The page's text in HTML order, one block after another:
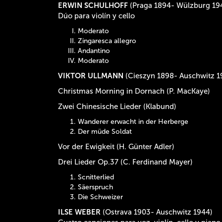
ERWIN SCHULHOFF (Praga 1894- Wülzburg
Dúo para violín y cello
Moderato
Zingaresca allegro
Andantino
Moderato
VIKTOR ULLMANN (Cieszyn 1898- Auschwitz
Christmas Morning in Dornach (P. MacKaye)
Zwei Chinesische Lieder (Klabund)
Wanderer erwacht in der Herberge
Der müde Soldat
Vor der Ewigkeit (H. Günter Adler)
Drei Lieder Op.37 (C. Ferdinand Mayer)
Scnitterlied
Säerspruch
Die Schweizer
ILSE WEBER (Ostrava 1903- Auschwitz 1944)